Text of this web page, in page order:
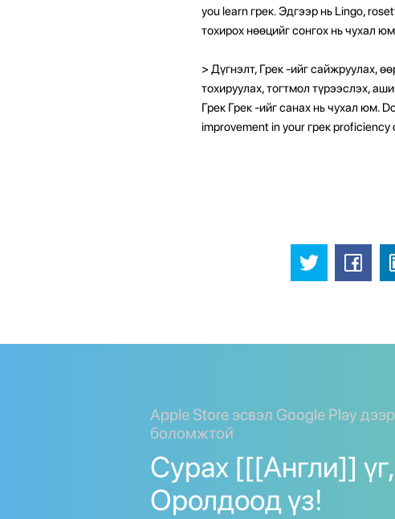
you learn грек. Эдгээр нь Lingo,
тохирох нөөцийг сонгох нь чухал
> Дүгнэлт, Грек -ийг сайжруулах,
тохируулах, тогтмол түрээслэх,
Грек Грек -ийг санах нь чухал юм.
improvement in your грек proficiency
Apple Store эсвэл Google Play
боломжтой
Сурах [[[Англи]] үг,
Оролдоод үз!